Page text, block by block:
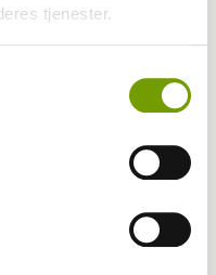
tjenester.